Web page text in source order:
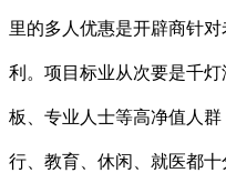
里的多人优惠是开辟商针
利。项目标业从次要是千
板、专业人士等高净值人
行、教育、休闲、就医都